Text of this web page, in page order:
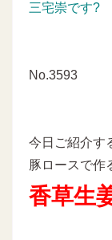
三宅崇です?
No.3593
今日ご紹介す
豚ロースで作
香草生